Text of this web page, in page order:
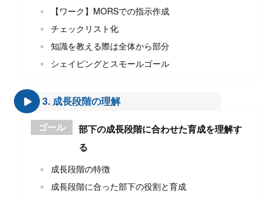
【ワーク】MORSでの指示作成
チェックリスト化
知識を教える際は全体から部分
シェイピングとスモールゴール
3. 成長段階の理解
ゴール
部下の成長段階に合わせた育成を理解す
る
成長段階の特徴
成長段階に合った部下の役割と育成